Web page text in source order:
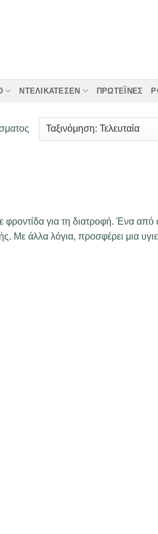
ΝΤΕΛΙΚΑΤΈΣΕΝ ΠΡΩΤΕΪ́ΝΕΣ
για τη διατροφή. Ένα από
άλλα λόγια, προσφέρει μια